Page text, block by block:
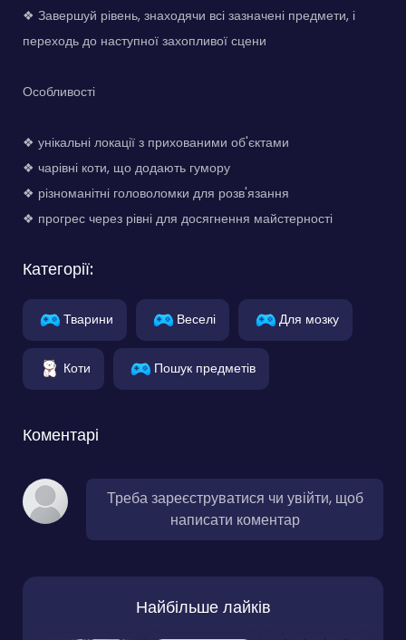
❖ Завершуй рівень, знаходячи всі зазначені предмети, і
переходь до наступної захопливої сцени
Особливості
❖ унікальні локації з прихованими об'єктами
❖ чарівні коти, що додають гумору
❖ різноманітні головоломки для розв'язання
❖ прогрес через рівні для досягнення майстерності
Категорії:
Тварини Веселі Для мозку
Коти Пошук предметів
Коментарі
Треба зареєструватися чи увійти, щоб
написати коментар
Найбільше лайків